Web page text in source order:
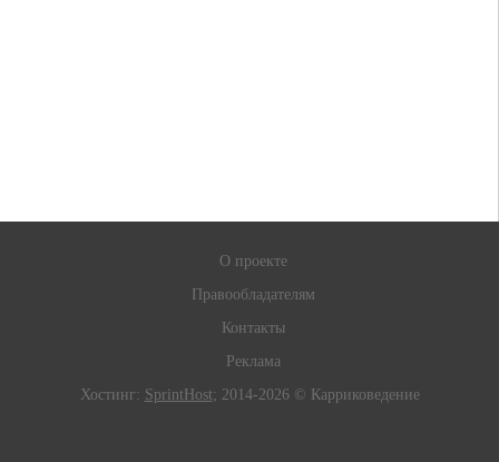
О проекте
Правообладателям
Контакты
Реклама
Хостинг: SprintHost; 2014-2026 © Карриковедение